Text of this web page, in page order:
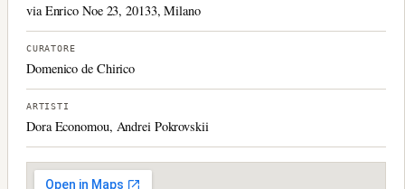
via Enrico Noe 23, 20133, Milano
CURATORE
Domenico de Chirico
ARTISTI
Dora Economou, Andrei Pokrovskii